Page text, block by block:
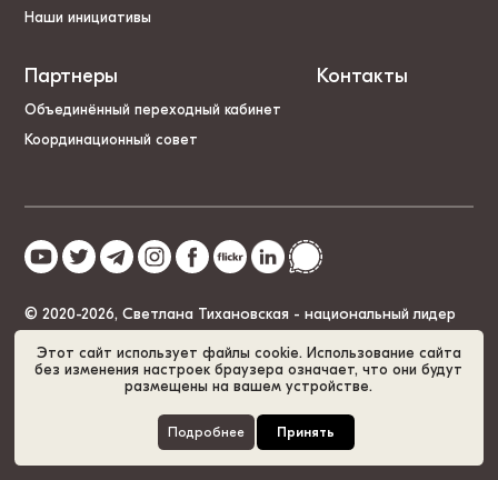
Этот сайт использует файлы cookie. Использование сайта
без изменения настроек браузера означает, что они будут
размещены на вашем устройстве.
Подробнее Принять
Наши инициативы
Партнеры
Объединённый переходный кабинет
Координационный совет
Контакты
© 2020-2026, Светлана Тихановская - национальный лидер